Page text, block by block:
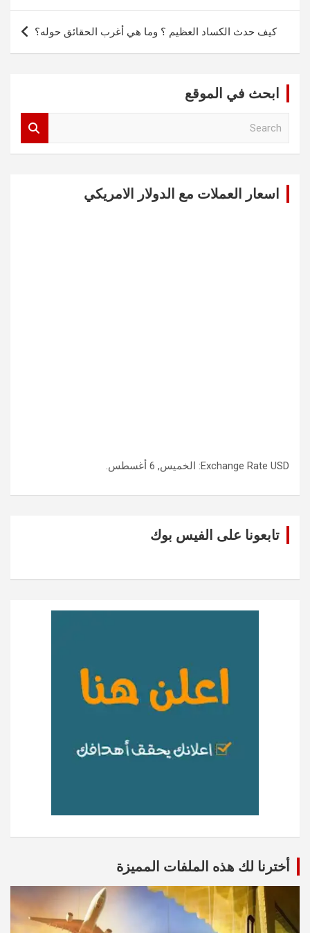
كيف حدث الكساد العظيم ؟ وما هي أغرب الحقائق حوله؟
ابحث في الموقع
اسعار العملات مع الدولار الامريكي
Exchange Rate USD : الخميس, 6 أغسطس.
تابعونا على الفيس بوك
أخترنا لك هذه الملفات المميزة